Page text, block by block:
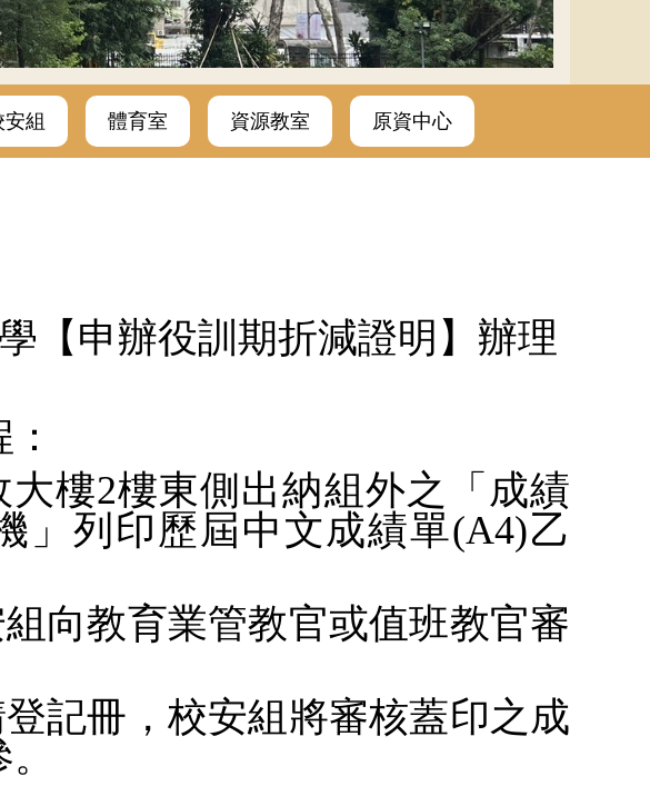
安組 體育室 資源教室 原資中心
【申辦役訓期折減證明】辦理
大樓2樓東側出納組外之「成績
」列印歷屆中文成績單(A4)乙
向教育業管教官或值班教官審
記冊，校安組將審核蓋印之成